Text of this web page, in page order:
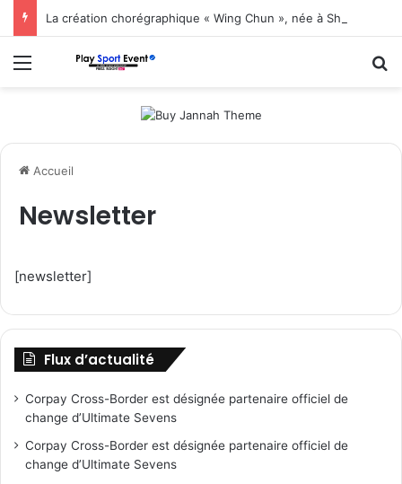
Menu
Accueil
Newsletter
[newsletter]
Flux d’actualité
Corpay Cross-Border est désignée partenaire officiel de
change d’Ultimate Sevens
Corpay Cross-Border est désignée partenaire officiel de
change d’Ultimate Sevens